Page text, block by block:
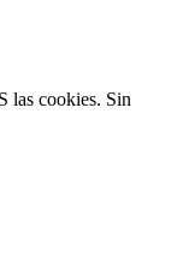
las cookies. Sin